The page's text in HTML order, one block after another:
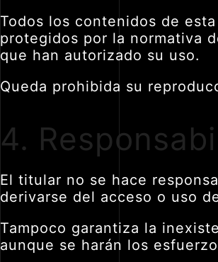
Todos los contenidos de
protegidos por la normativa
que han autorizado su uso.
Queda prohibida su
4.
El titular no se hace
derivarse del acceso o uso
Tampoco garantiza la
aunque se harán los